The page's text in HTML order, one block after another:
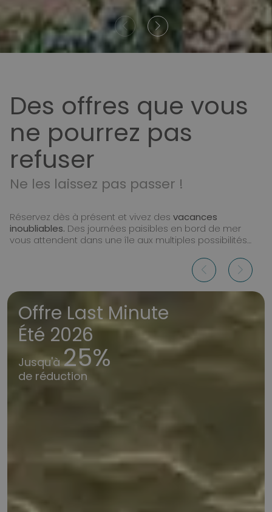
Des offres que vous
ne pourrez pas
refuser
Ne les laissez pas passer !
Réservez dès à présent et vivez des vacances
inoubliables. Des journées paisibles en bord de mer
vous attendent dans une île aux multiples possibilités…
Offre Last Minute
Été 2026
Jusqu'à25%
de réduction